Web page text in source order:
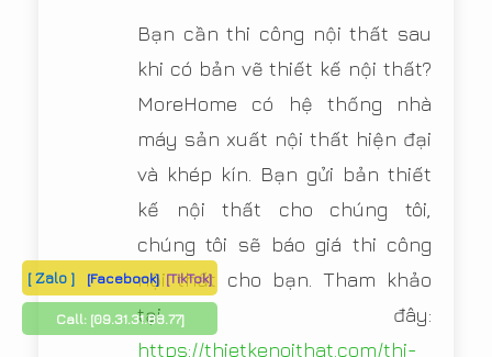
Bạn cần thi công nội thất sau
khi có bản vẽ thiết kế nội thất?
MoreHome có hệ thống nhà
máy sản xuất nội thất hiện đại
và khép kín. Bạn gửi bản thiết
kế nội thất cho chúng tôi,
chúng tôi sẽ báo giá thi công
nội thất cho bạn. Tham khảo
tại đây:
https://thietkenoithat.com/thi-
[ Zalo ] [Facebook] [TikTok]
Call: [09.31.31.88.77]